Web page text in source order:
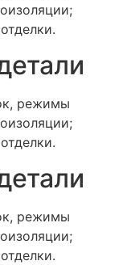
режимы
режимы